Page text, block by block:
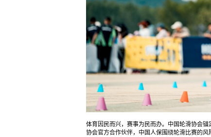
体育因民而兴，赛事为民而办。中国轮滑协会
协会官方合作伙伴，中国人保围绕轮滑比赛的